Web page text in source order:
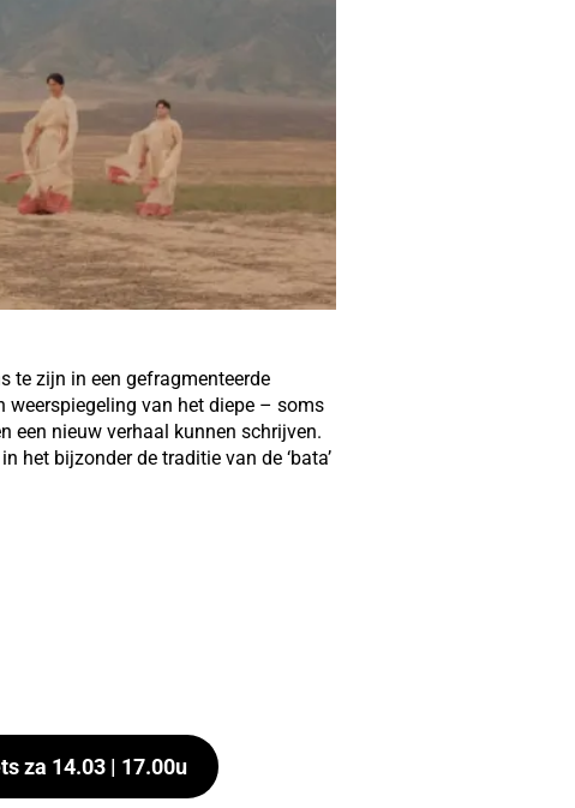
te zijn in een gefragmenteerde
weerspiegeling van het diepe – soms
een nieuw verhaal kunnen schrijven.
het bijzonder de traditie van de ‘bata’
za 14.03 | 17.00u